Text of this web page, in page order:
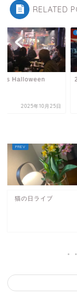
RELATED
is Halloween
2025年10月25日
猫の日ライブ